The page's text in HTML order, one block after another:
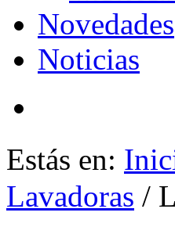
Novedades
Noticias
Estás en:
Lavadoras /